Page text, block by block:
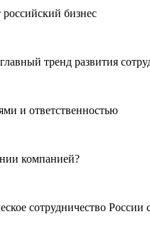
российский бизнес
тренд развития
и ответственностью
компанией?
сотрудничество